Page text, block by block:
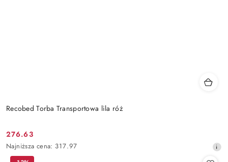
Recobed Torba Transportowa lila róż
Cena
promocyjna:
276.63
Najniższa
cena
Najniższa cena: 317.97